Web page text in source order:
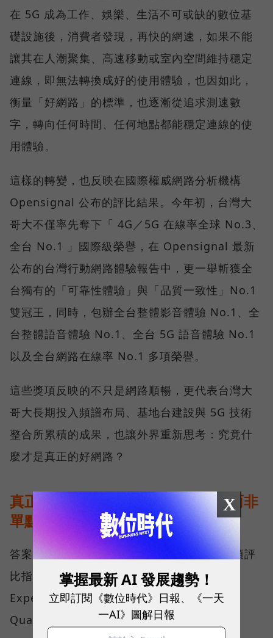
在 5G 成為工作、娛樂、生活不可或缺的數位基
礎設施後，消費者發現，再快的網速，如果不能
讓其在人潮聚集、高速移動或室內空間維持穩定
連線，即無法轉換成好的使用體驗，也因如此，
衡量「好網路」的標準，也逐漸從追求測速數
字，轉向任何時間、任何地點都能穩定連線的使
用體驗。
這樣的轉變，也反映在國際權威網路分析機構
Opensignal 公布的評比結果。今年初，台灣大
哥大不僅率先奪下「 4G／5G 在線率全球 No.3、
全台 No.1 」國際級榮譽，在 Opensignal 最新
公布的台灣行動網路體驗報告中，更一舉斬獲全
台獨有的「可靠性體驗」與「品質一致性」No.1
雙冠王，同時，包辦全台整體影音體驗 No.1、全
台整體語音體驗 No.1、全台 5G 語音體驗 No.1
以及全台網路在線率 No.1 多項榮譽。
這些獎項反映的不只是網路順暢，更代表台灣大
哥大長期投入頻譜布局、基地台建設與 5G 技術
整合所累積的成果，也讓外界重新思考：究竟什
麼才是真正的好網路？
真正的好網路，比的是長期穩定、而非
單點測速
答案，就藏在 Opensignal 最具代表性的兩項評
比指標──可靠性體驗（Reliability
Experience）與品質一致性（Consistent
Quality）。
X
掌握最新 AI 發展趨勢！
立即訂閱《數位時代》日報、《一天
一AI》圖解日報